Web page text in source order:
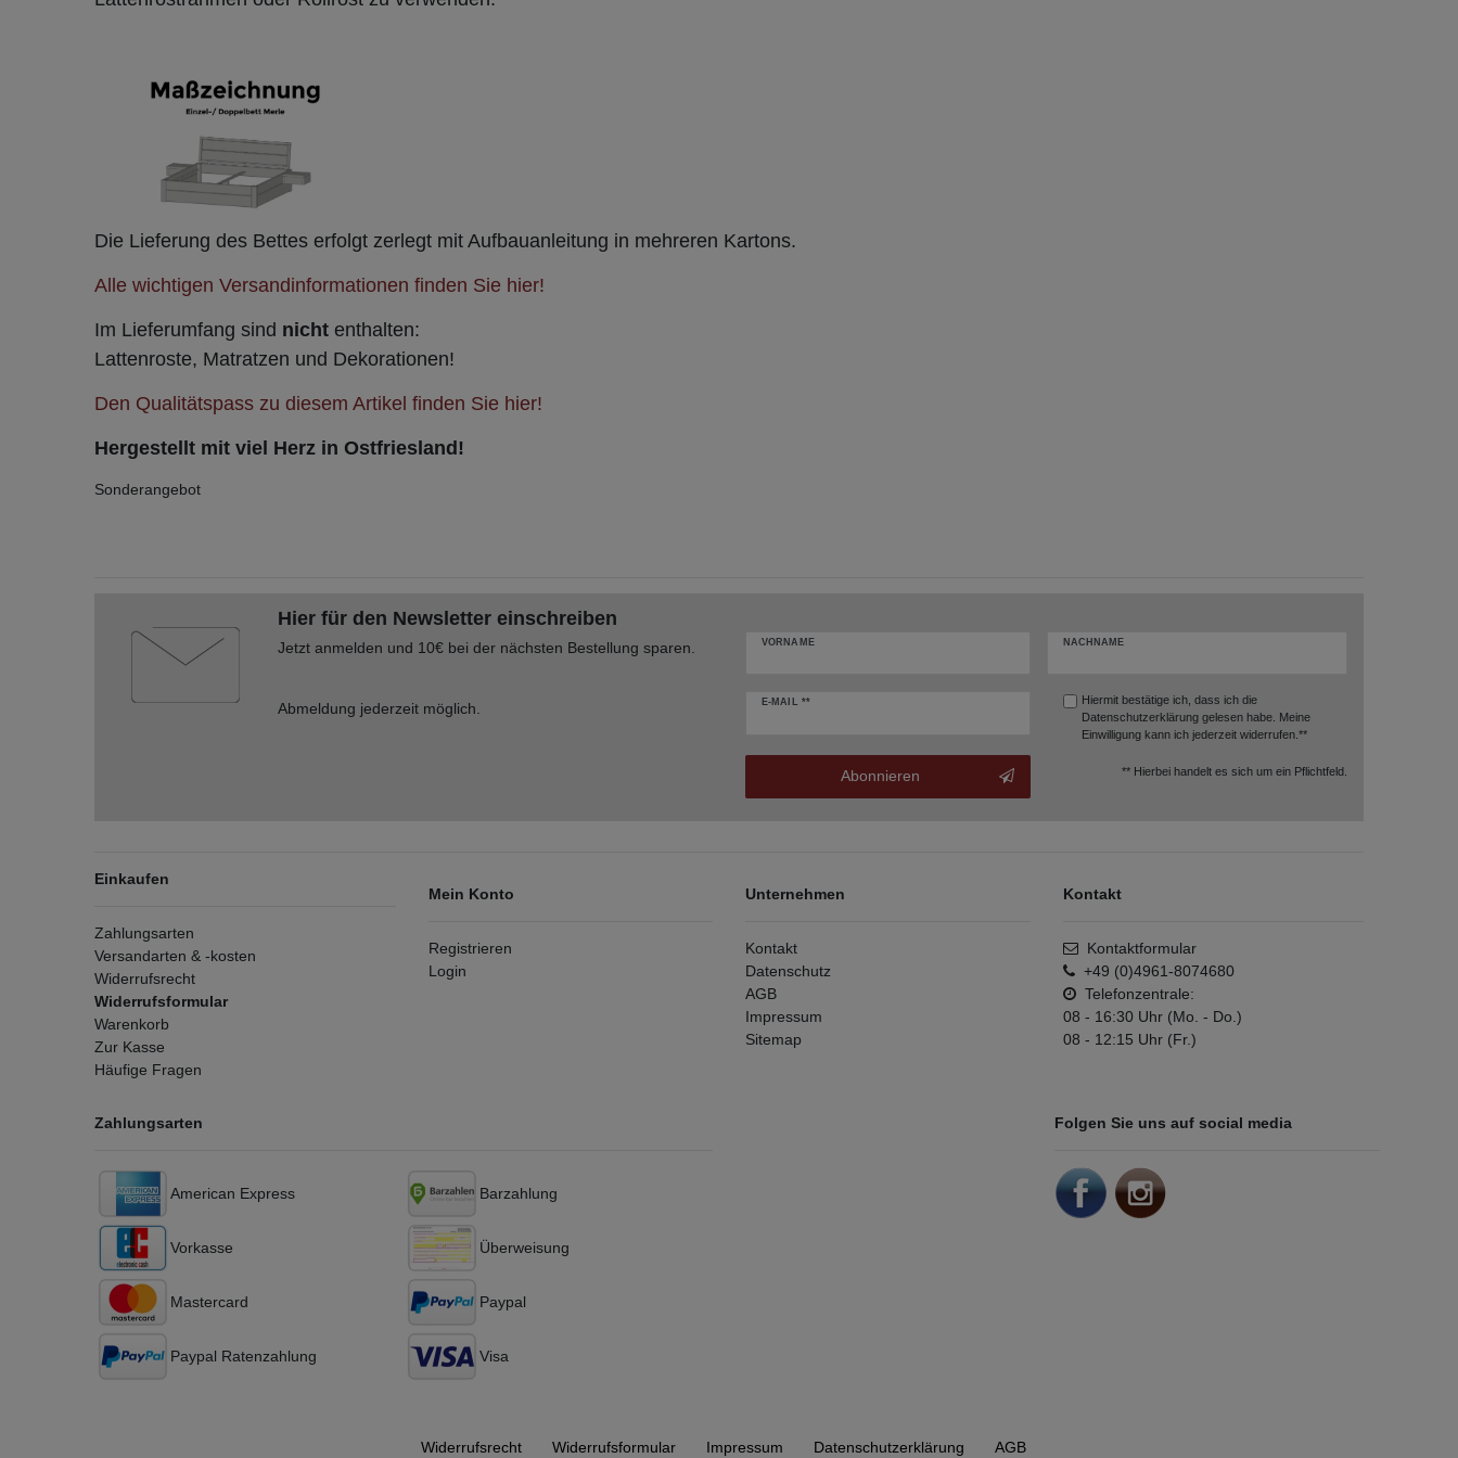
Die Lieferung des Bettes erfolgt zerlegt mit Aufbauanleitung in mehreren Kartons.
Alle wichtigen Versandinformationen finden Sie hier!
Im Lieferumfang sind nicht enthalten:
Lattenroste, Matratzen und Dekorationen!
Den Qualitätspass zu diesem Artikel finden Sie hier!
Hergestellt mit viel Herz in Ostfriesland!
Sonderangebot
Hier für den Newsletter einschreiben
Jetzt anmelden und 10€ bei der nächsten Bestellung sparen.
Abmeldung jederzeit möglich.
VORNAME NACHNAME
E-MAIL **
Hiermit bestätige ich, dass ich die
Datenschutzerklärung gelesen habe. Meine
Einwilligung kann ich jederzeit widerrufen.**
Abonnieren ** Hierbei handelt es sich um ein Pflichtfeld.
Einkaufen
Zahlungsarten
Versandarten & -kosten
Widerrufsrecht
Widerrufsformular
Warenkorb
Zur Kasse
Häufige Fragen
Mein Konto
Registrieren
Login
Unternehmen
Kontakt
Datenschutz
AGB
Impressum
Sitemap
Kontakt
Kontaktformular
+49 (0)4961-8074680
Telefonzentrale:
08 - 16:30 Uhr (Mo. - Do.)
08 - 12:15 Uhr (Fr.)
Zahlungsarten
American Express Barzahlung
Vorkasse Überweisung
Mastercard Paypal
Paypal Ratenzahlung Visa
Folgen Sie uns auf social media
Widerrufs­recht Widerrufs­formular Impressum Daten­schutz­erklärung AGB